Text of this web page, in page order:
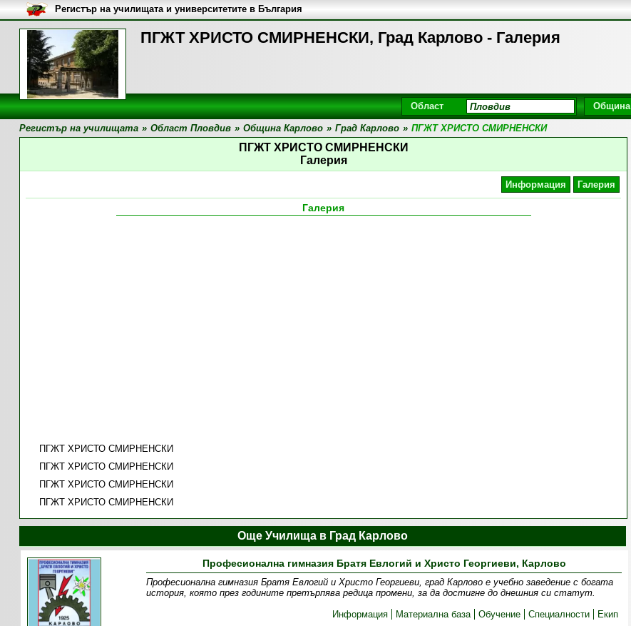
ПГЖТ ХРИСТО СМИРНЕНСКИ, Град Карлово - Галерия
Регистър на училищата и университетите в България
Област Община
Регистър на училищата » Област Пловдив » Община Карлово » Град Карлово » ПГЖТ ХРИСТО СМИРНЕНСКИ
ПГЖТ ХРИСТО СМИРНЕНСКИ
Галерия
Информация Галерия
Галерия
ПГЖТ ХРИСТО СМИРНЕНСКИ
ПГЖТ ХРИСТО СМИРНЕНСКИ
ПГЖТ ХРИСТО СМИРНЕНСКИ
ПГЖТ ХРИСТО СМИРНЕНСКИ
Още Училища в Град Карлово
Професионална гимназия Братя Евлогий и Христо Георгиеви, Карлово
Професионална гимназия Братя Евлогий и Христо Георгиеви, град Карлово е учебно заведение с богата
история, която през годините претърпява редица промени, за да достигне до днешния си статут.
Информация
Материална база Обучение Специалности Екип